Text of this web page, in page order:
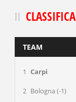
TEAM
1 Carpi
2 Bologna (-1)